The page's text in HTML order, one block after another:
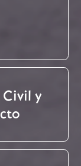
Civil y